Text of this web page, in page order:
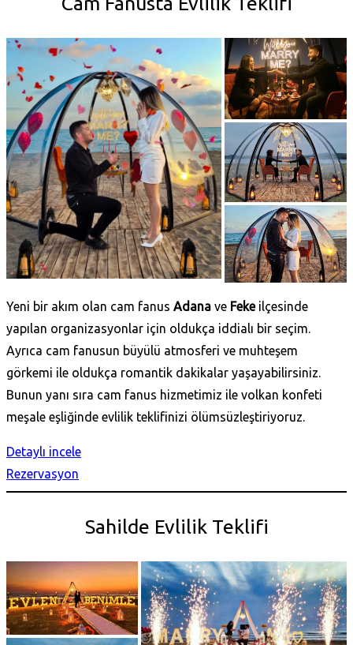
Yeni bir akım olan cam fanus Adana ve Fekeilçesinde
yapılan organizasyonlar için oldukça iddialı bir seçim.
Ayrıca cam fanusun büyülü atmosferi ve muhteşem
görkemi ile oldukça romantik dakikalar yaşayabilirsiniz.
Bunun yanı sıra cam fanus hizmetimiz ile volkan konfeti
meşale eşliğinde evlilik teklifinizi ölümsüzleştiriyoruz.
Detaylı incele
Rezervasyon
Sahilde Evlilik Teklifi